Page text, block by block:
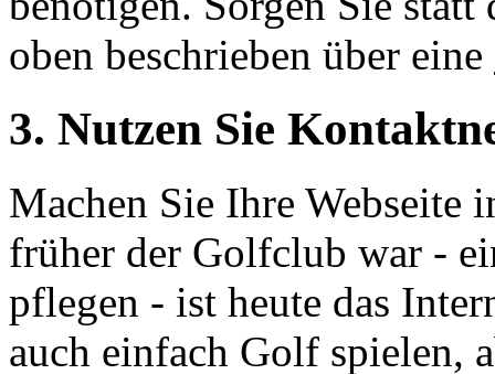
oben beschrieben über eine
3. Nutzen Sie
Machen Sie Ihre Webseite
früher der Golfclub war -
pflegen - ist heute das
auch einfach Golf spielen,